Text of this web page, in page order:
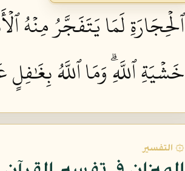
ٱلۡحِجَارَةِ لَمَا يَتَفَجَّرُ مِنۡهُ
خَشۡيَةِ ٱللَّهِۗ وَمَا ٱللَّهُ بِغَٰفِلٍ
۞ التفسير